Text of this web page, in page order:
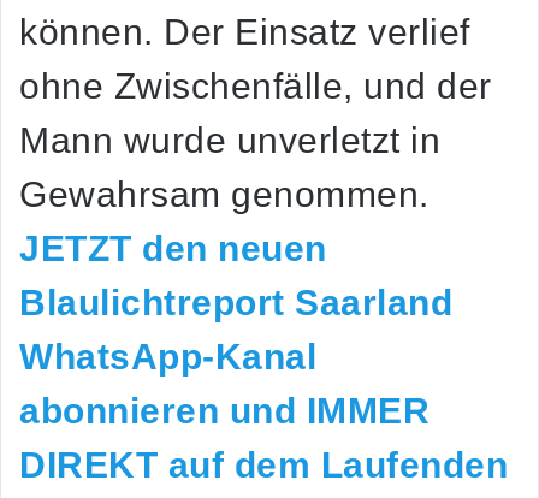
können. Der Einsatz verlief
ohne Zwischenfälle, und der
Mann wurde unverletzt in
Gewahrsam genommen.
JETZT den neuen
Blaulichtreport Saarland
WhatsApp-Kanal
abonnieren und IMMER
DIREKT auf dem Laufenden